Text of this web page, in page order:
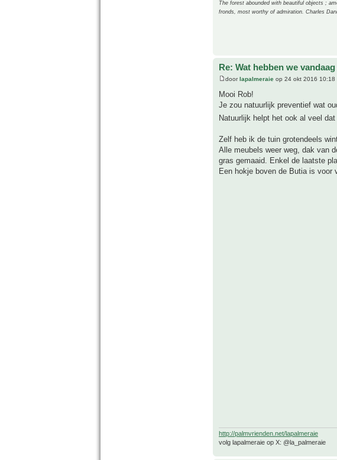
The forest abounded with beautiful objects ;
fronds, most worthy of admiration. Charles
Re: Wat hebben we
doorlapalmeraie op 24 okt 2016 10:18
Mooi Rob!
Je zou natuurlijk preventief wat
Natuurlijk helpt het ook al veel
Zelf heb ik de tuin grotendeels
Alle meubels weer weg, dak van
gras gemaaid. Enkel de laatste
Een hokje boven de Butia is voor
http://palmvrienden.net/lapalmeraie
volg lapalmeraie op X: @la_palmeraie